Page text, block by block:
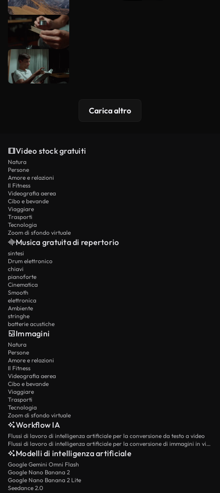
Carica altro
Video stock gratuiti
Natura
Persone
Amore e relazioni
Il Fitness
Videografia aerea
Cibo e bevande
Viaggiare
Trasporti
Tecnologia
Zoom di sfondo virtuale
Musica gratuita di repertorio
sintesi
Drum elettronico
chiavi
pianoforte
Cinematica
Smooth
elettronica
Ambiente
stringhe
batterie acustiche
Immagini
Natura
Persone
Amore e relazioni
Il Fitness
Videografia aerea
Cibo e bevande
Viaggiare
Trasporti
Tecnologia
Zoom di sfondo virtuale
Workflow IA
Flussi di lavoro di intelligenza artificiale per la conversione da testo a video
Flussi di lavoro di intelligenza artificiale per la conversione di immagini in video
Modelli di intelligenza artificiale
Google Gemini Omni Flash
Google Nano Banana 2
Google Nano Banana 2 Lite
Seedance 2.0